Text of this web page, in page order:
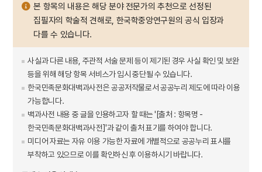
본 항목의 내용은 해당 분야 전문가의 추천으로 선정된
집필자의 학술적 견해로, 한국학중앙연구원의 공식 입장과
다를 수 있습니다.
사실과 다른 내용, 주관적 서술 문제 등이 제기된 경우 사실 확인 및 보완
등을 위해 해당 항목 서비스가 임시 중단될 수 있습니다.
한국민족문화대백과사전은 공공저작물로서 공공누리 제도에 따라 이용
가능합니다.
백과사전 내용 중 글을 인용하고자 할 때는 '[출처 : 항목명 -
한국민족문화대백과사전]'과 같이 출처 표기를 하여야 합니다.
미디어 자료는 자유 이용 가능한 자료에 개별적으로 공공누리 표시를
부착하고 있으므로 이를 확인하신 후 이용하시기 바랍니다.